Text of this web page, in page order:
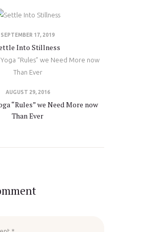
SEPTEMBER 17, 2019
Into Stillness
AUGUST 29, 2016
“Rules” we Need More now
Than Ever